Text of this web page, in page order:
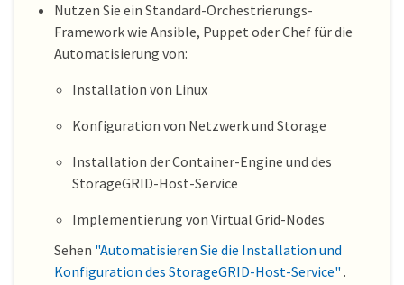
Nutzen Sie ein Standard-Orchestrierungs-
Framework wie Ansible, Puppet oder Chef für die
Automatisierung von:
Installation von Linux
Konfiguration von Netzwerk und Storage
Installation der Container-Engine und des
StorageGRID-Host-Service
Implementierung von Virtual Grid-Nodes
Sehen "Automatisieren Sie die Installation und
Konfiguration des StorageGRID-Host-Service" .